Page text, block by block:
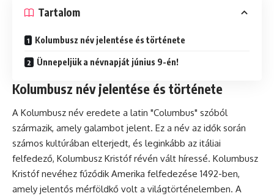
Tartalom
Kolumbusz név jelentése és története
Ünnepeljük a névnapját június 9-én!
Kolumbusz név jelentése és története
A Kolumbusz név eredete a latin "Columbus" szóból
származik, amely galambot jelent. Ez a név az idők során
számos kultúrában elterjedt, és leginkább az itáliai
felfedező, Kolumbusz Kristóf révén vált híressé. Kolumbusz
Kristóf nevéhez fűződik Amerika felfedezése 1492-ben,
amely jelentős mérföldkő volt a világtörténelemben. A